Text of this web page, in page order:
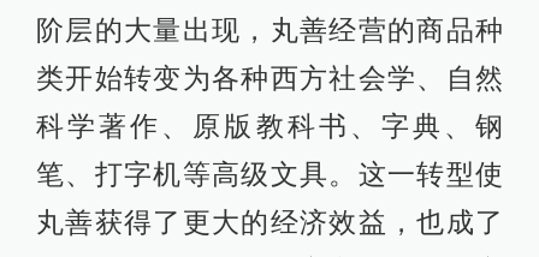
阶层的大量出现，丸善经营的商品种
类开始转变为各种西方社会学、自然
科学著作、原版教科书、字典、钢
笔、打字机等高级文具。这一转型使
丸善获得了更大的经济效益，也成了